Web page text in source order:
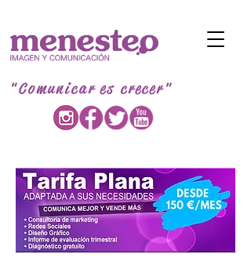
"Comunicar es crecer"